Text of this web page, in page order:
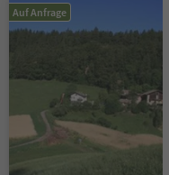
Auf Anfrage